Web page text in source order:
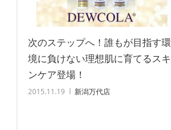
次のステップへ！誰もが目指す環
境に負けない理想肌に育てるスキ
ンケア登場！
2015.11.19 新潟万代店